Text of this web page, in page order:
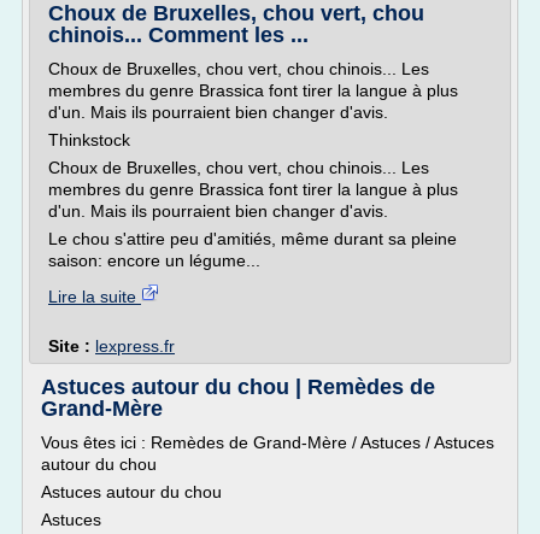
Choux de Bruxelles, chou vert, chou
chinois... Comment les ...
Choux de Bruxelles, chou vert, chou chinois... Les
membres du genre Brassica font tirer la langue à plus
d'un. Mais ils pourraient bien changer d'avis.
Thinkstock
Choux de Bruxelles, chou vert, chou chinois... Les
membres du genre Brassica font tirer la langue à plus
d'un. Mais ils pourraient bien changer d'avis.
Le chou s'attire peu d'amitiés, même durant sa pleine
saison: encore un légume...
Lire la suite
Site : lexpress.fr
Astuces autour du chou | Remèdes de
Grand-Mère
Vous êtes ici : Remèdes de Grand-Mère / Astuces / Astuces
autour du chou
Astuces autour du chou
Astuces